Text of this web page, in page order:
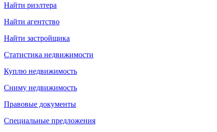
Найти риэлтера
Найти агентство
Найти застройщика
Статистика недвижимости
Куплю недвижимость
Сниму недвижимость
Правовые документы
Специальные предложения